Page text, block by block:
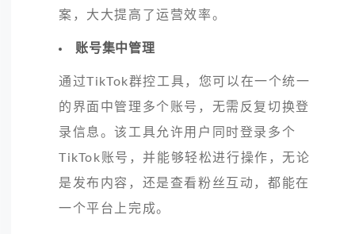
案，大大提高了运营效率。
账号集中管理
通过TikTok群控工具，您可以在一个统一
的界面中管理多个账号，无需反复切换登
录信息。该工具允许用户同时登录多个
TikTok账号，并能够轻松进行操作，无论
是发布内容，还是查看粉丝互动，都能在
一个平台上完成。